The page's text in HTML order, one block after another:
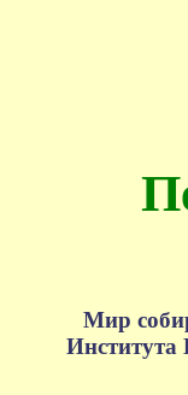
Мир
Института